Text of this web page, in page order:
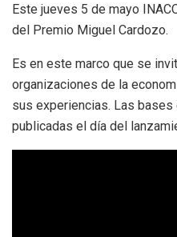
Este jueves 5 de mayo
del Premio Miguel Cardozo.
Es en este marco que se
organizaciones de la
sus experiencias. Las
publicadas el día del